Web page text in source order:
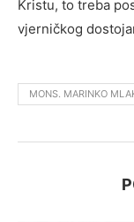
Kristu, to treba
vjerničkog
MONS. MARINKO